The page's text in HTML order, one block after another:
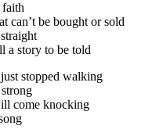
faith
can’t be bought or sold
a story to be told
stopped walking
come knocking